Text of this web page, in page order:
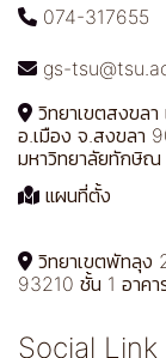
074-317655
gs-
วิทยาเขตสงขล
อ.เมือง จ.สงขลา
มหาวิทยาลัยทักษิณ
แผนที่ตั้ง
วิทยาเขตพัทลุง
93210 ชั้น 1 อาคา
Social Link